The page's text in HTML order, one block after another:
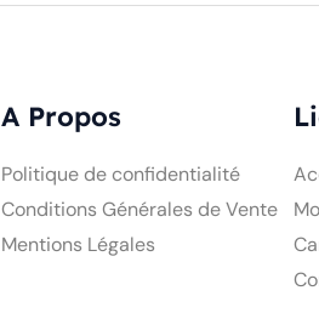
A Propos
Politique de confidentialité
Conditions Générales de Vente
Mentions Légales